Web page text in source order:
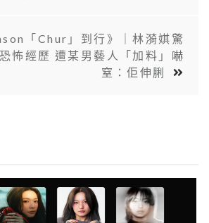
「Chur」到行》｜林漪娸驚
怖經歷 遭某男藝人「加料」嚇
窒：佢伸脷